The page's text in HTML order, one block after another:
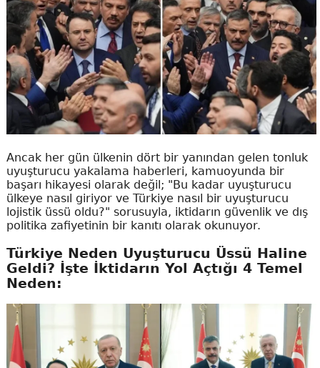
Ancak her gün ülkenin dört bir yanından gelen tonluk
uyuşturucu yakalama haberleri, kamuoyunda bir
başarı hikayesi olarak değil; "Bu kadar uyuşturucu
ülkeye nasıl giriyor ve Türkiye nasıl bir uyuşturucu
lojistik üssü oldu?" sorusuyla, iktidarın güvenlik ve dış
politika zafiyetinin bir kanıtı olarak okunuyor.
Türkiye Neden Uyuşturucu Üssü Haline
Geldi? İşte İktidarın Yol Açtığı 4 Temel
Neden: